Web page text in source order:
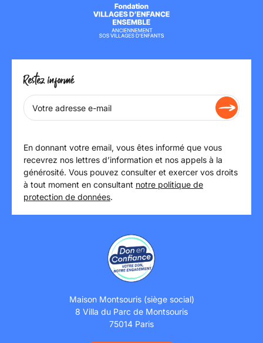
Restez informé
En donnant votre email, vous êtes informé que vous
recevrez nos lettres d’information et nos appels à la
générosité. Vous pouvez consulter et exercer vos droits
à tout moment en consultant notre politique de
protection de données.
Maison Montsouris (siège social)
8 Villa du Parc de Montsouris
75014 Paris